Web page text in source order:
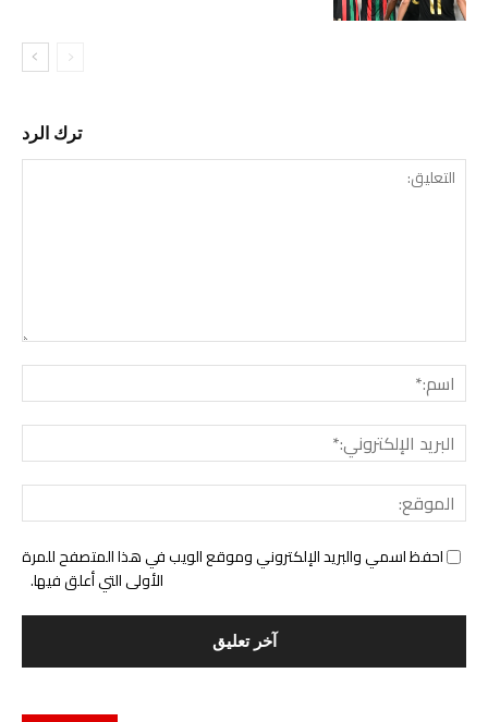
ترك الرد
احفظ اسمي والبريد الإلكتروني وموقع الويب في هذا المتصفح للمرة
الأولى التي أعلق فيها.